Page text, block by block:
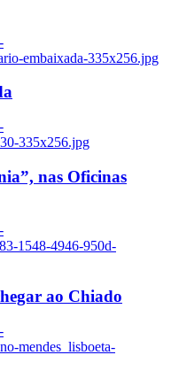
embaixada-335x256.jpg
335x256.jpg
nas Oficinas
1548-4946-950d-
ao Chiado
mendes_lisboeta-